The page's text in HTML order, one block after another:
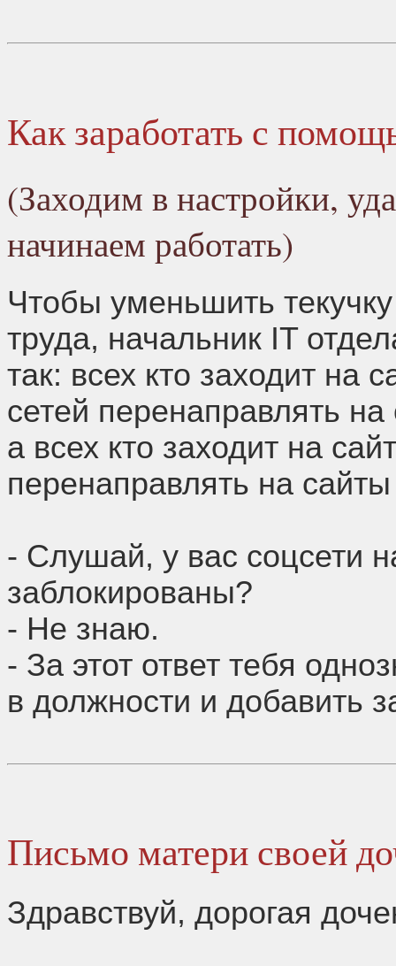
Как заработать с
(Заходим в настройки,
начинаем работать)
Чтобы уменьшить
труда, начальник IT
так: всех кто заходит на
сетей перенаправлять
а всех кто заходит на
перенаправлять на
- Слушай, у вас соцсети
заблокированы?
- Не знаю.
- За этот ответ тебя
в должности и добавить
Письмо матери своей
Здравствуй, дорогая